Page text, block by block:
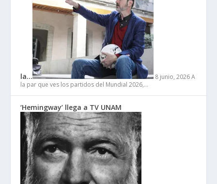
la… 8 junio, 2026 A
la par que ves los partidos del Mundial 2026,…
‘Hemingway’ llega a TV UNAM